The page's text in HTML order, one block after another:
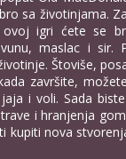
sa životinjama.
igri ćete se
maslac i sir.
Štoviše,
završite,
i voli. Sada
i hranjenja
kupiti nova